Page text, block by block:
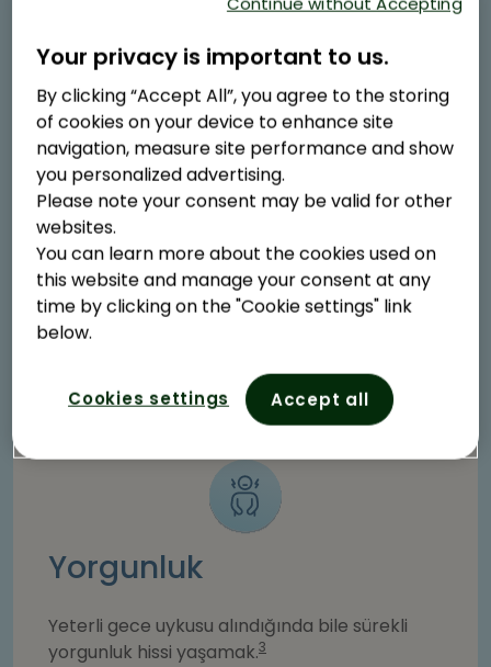
monoton olan beslenme şekli olarak
açısından yeterli olsa bile, başta mineraller
ve/veya vitaminler olmak üzere birçok besin
öğesi açısından eksik kalabilir. Bu nedenlerle, farklı
gıdaların doğru bir şekilde kombine edilmesi,
enerji ve besin öğelerinin fazla veya eksik
alınmasından kaçınmak anlamına gelir.
Gelin uygunsuz
bir göz atalım
Yorgunluk
Yeterli gece uykusu alındığında bile sürekli
yorgunluk hissi yaşamak.3
Your privacy is important to us.
By clicking “Accept All”, you agree to the storing
of cookies on your device to enhance site
navigation, measure site performance and show
you personalized advertising.
Please note your consent may be valid for other
websites.
You can learn more about the cookies used on
this website and manage your consent at any
time by clicking on the "Cookie settings" link
below.
Cookies settings Accept all